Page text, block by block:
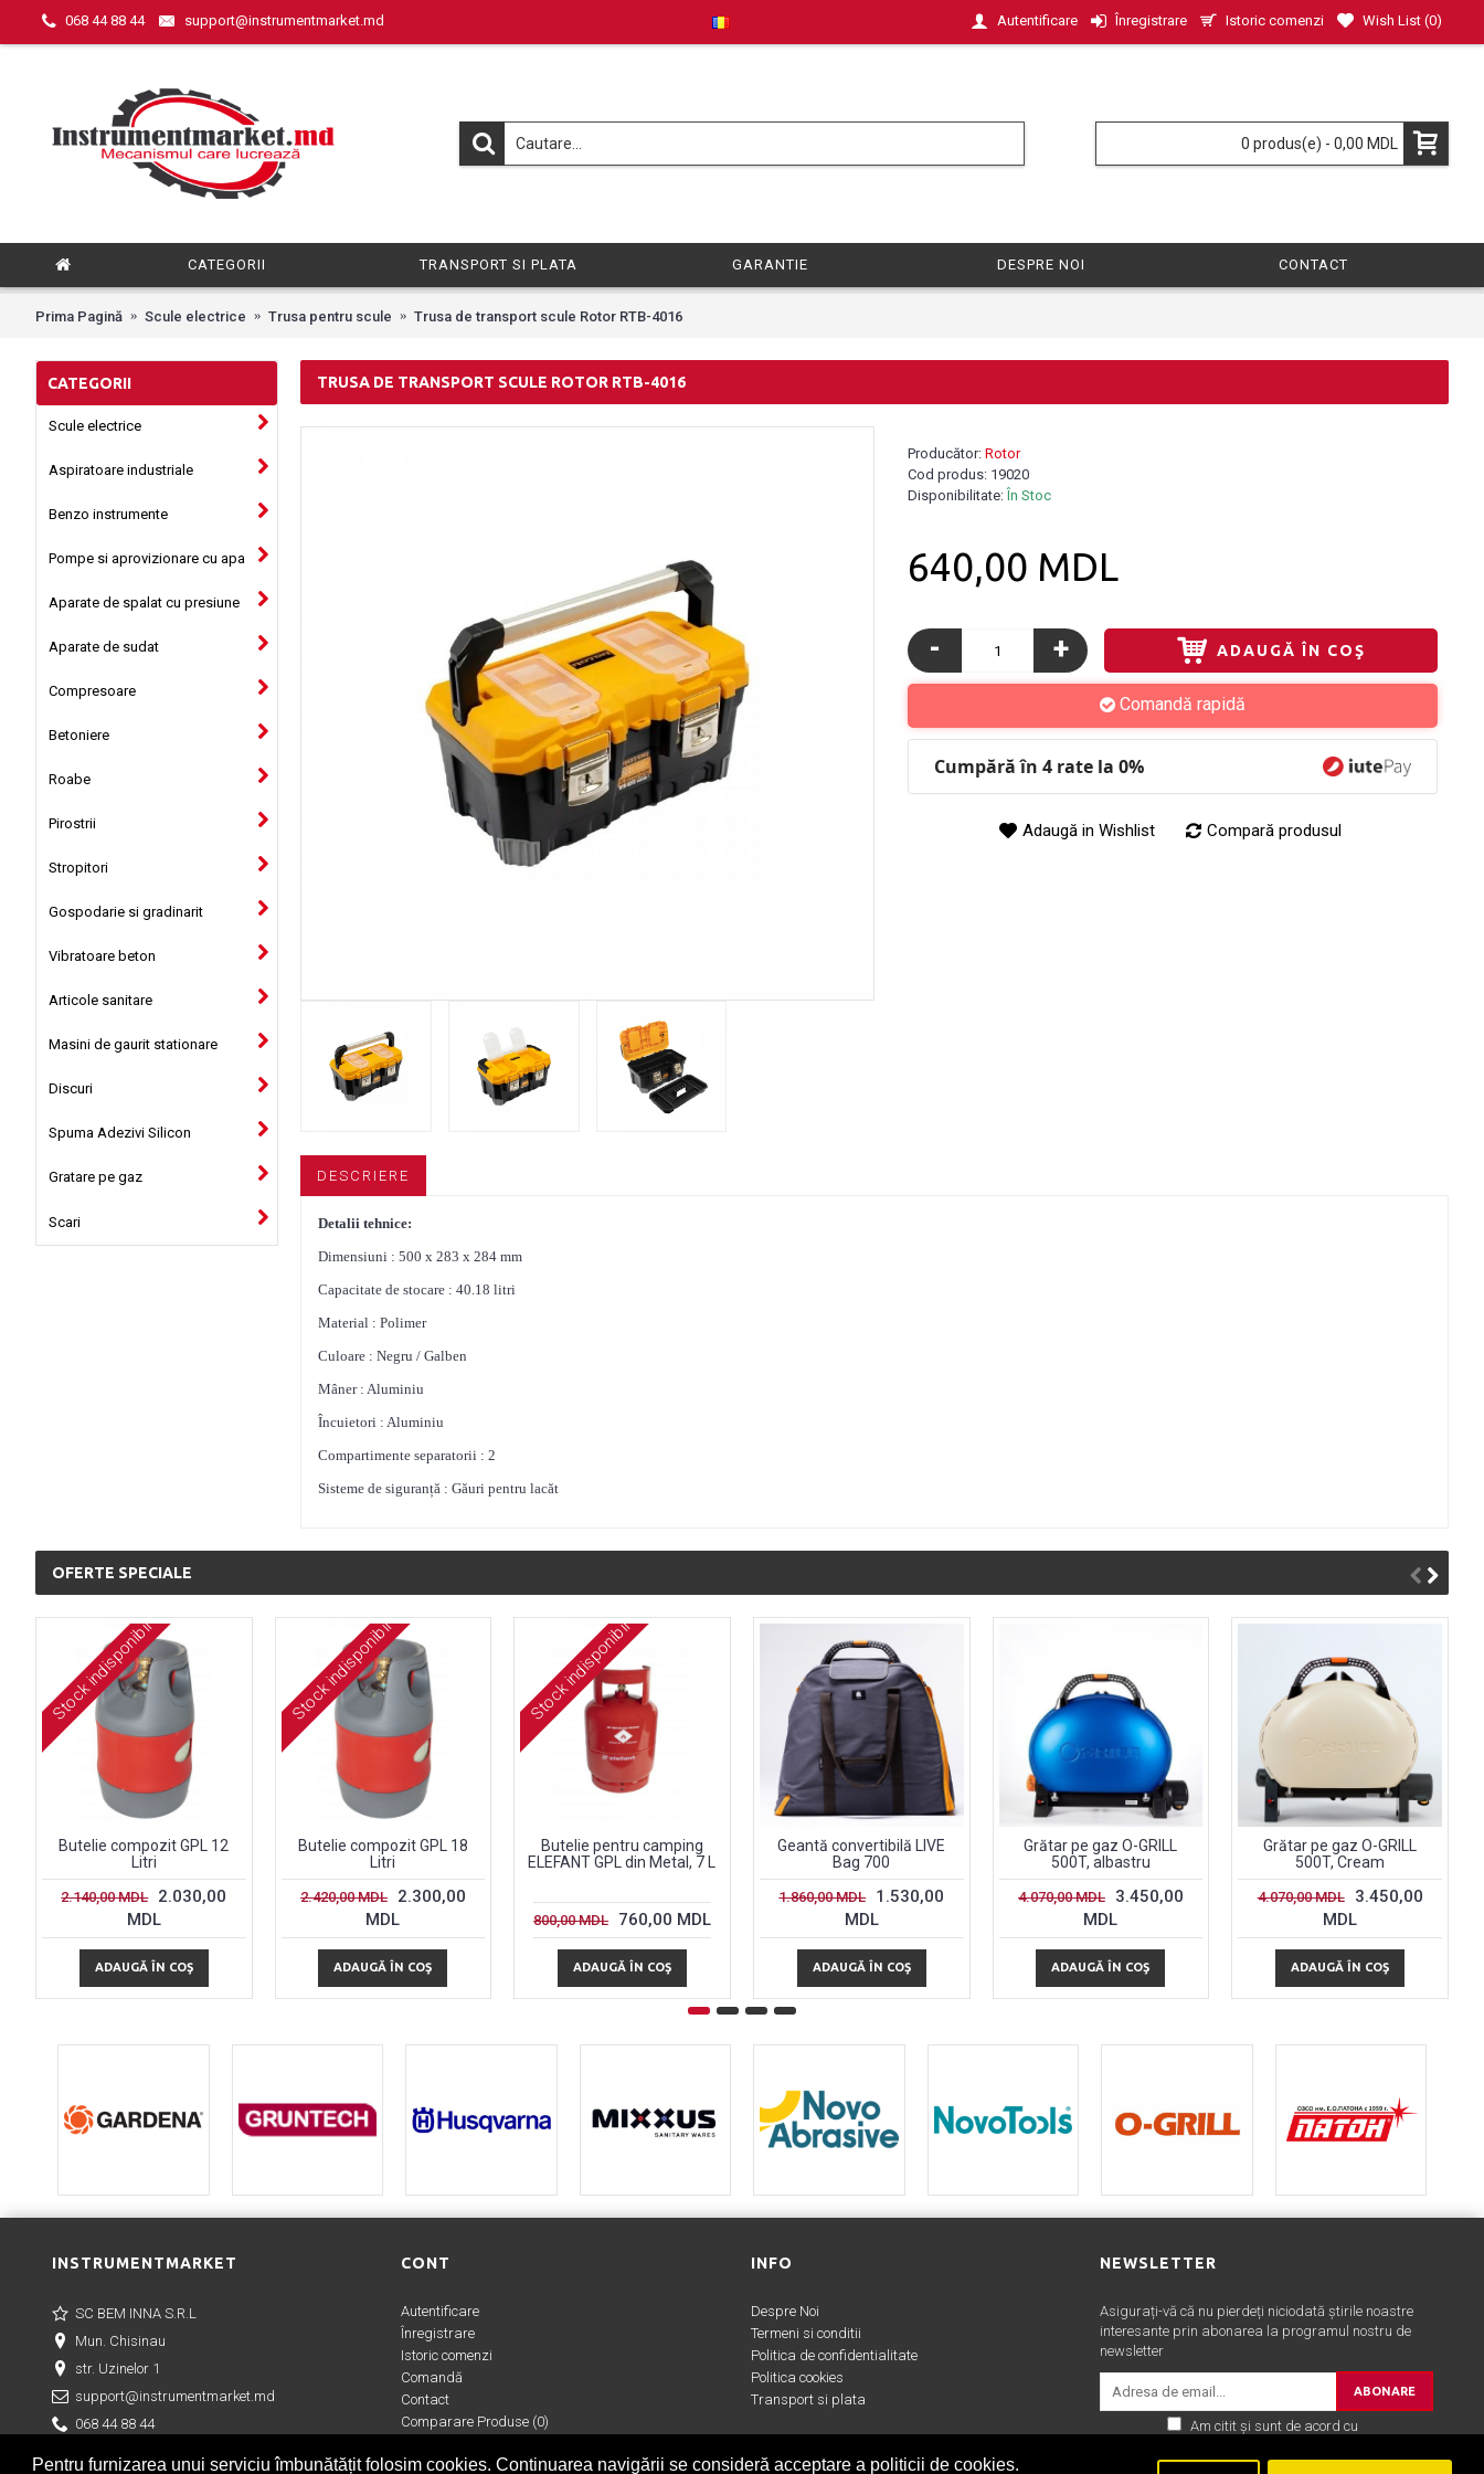
Pentru furnizarea unui serviciu îmbunătățit folosim cookies. Continuarea navigării se consideră acceptare a politicii de cookies.
068 44 88 44 support@instrumentmarket.md Autentificare Înregistrare Istoric comenzi Wish List (0)
0 produs(e) - 0,00 MDL
CATEGORII TRANSPORT SI PLATA GARANTIE DESPRE NOI CONTACT
Prima Pagină Scule electrice Trusa pentru scule Trusa de transport scule Rotor RTB-4016
CATEGORII
Scule electrice
Aspiratoare industriale
Benzo instrumente
Pompe si aprovizionare cu apa
Aparate de spalat cu presiune
Aparate de sudat
Compresoare
Betoniere
Roabe
Pirostrii
Stropitori
Gospodarie si gradinarit
Vibratoare beton
Articole sanitare
Masini de gaurit stationare
Discuri
Spuma Adezivi Silicon
Gratare pe gaz
Scari
TRUSA DE TRANSPORT SCULE ROTOR RTB-4016
Producător: Rotor
Cod produs: 19020
Disponibilitate: În Stoc
640,00 MDL
- + ADAUGĂ ÎN COŞ
Comandă rapidă
Cumpără în 4 rate la 0%
Adaugă in Wishlist Compară produsul
DESCRIERE
Detalii tehnice:
Dimensiuni : 500 x 283 x 284 mm
Capacitate de stocare : 40.18 litri
Material : Polimer
Culoare : Negru / Galben
Mâner : Aluminiu
Încuietori : Aluminiu
Compartimente separatorii : 2
Sisteme de siguranță : Găuri pentru lacăt
OFERTE SPECIALE
Stock indisponibil
Butelie compozit GPL 12
Litri
2.140,00 MDL
2.030,00
MDL
ADAUGĂ ÎN COŞ
Stock indisponibil
Butelie compozit GPL 18
Litri
2.420,00 MDL
2.300,00
MDL
ADAUGĂ ÎN COŞ
Stock indisponibil
Butelie pentru camping
ELEFANT GPL din Metal, 7 L
800,00 MDL 760,00 MDL
ADAUGĂ ÎN COŞ
Geantă convertibilă LIVE
Bag 700
1.860,00 MDL
1.530,00
MDL
ADAUGĂ ÎN COŞ
Grătar pe gaz O-GRILL
500T, albastru
4.070,00 MDL
3.450,00
MDL
ADAUGĂ ÎN COŞ
Grătar pe gaz O-GRILL
500T, Cream
4.070,00 MDL
3.450,00
MDL
ADAUGĂ ÎN COŞ
INSTRUMENTMARKET
SC BEM INNA S.R.L
Mun. Chisinau
str. Uzinelor 1
support@instrumentmarket.md
068 44 88 44
CONT
Autentificare
Înregistrare
Istoric comenzi
Comandă
Contact
Comparare Produse (0)
INFO
Despre Noi
Termeni si conditii
Politica de confidentialitate
Politica cookies
Transport si plata
NEWSLETTER
Asigurați-vă că nu pierdeți niciodată știrile noastre
interesante prin abonarea la programul nostru de
newsletter
ABONARE
Am citit şi sunt de acord cu